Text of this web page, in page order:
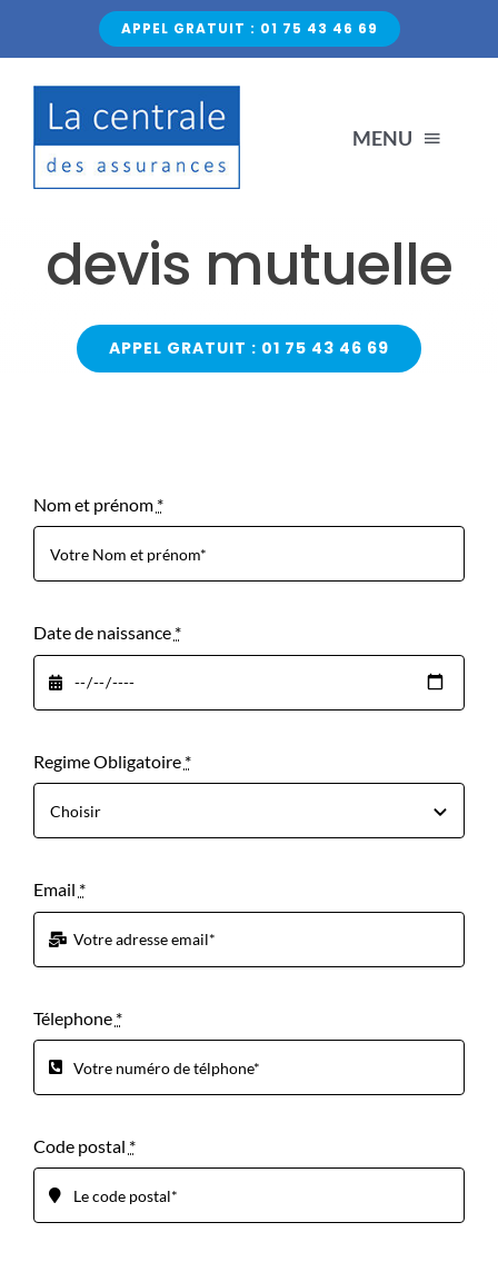
APPEL GRATUIT : 01 75 43 46 69
MENU
SINISTRE
SUSPENSION DU PERMIS
FAUSSE DÉCLARATION
CONTACT
devis mutuelle
APPEL GRATUIT : 01 75 43 46 69
Nom et prénom *
Date de naissance *
Regime Obligatoire *
Email *
Télephone *
Code postal *